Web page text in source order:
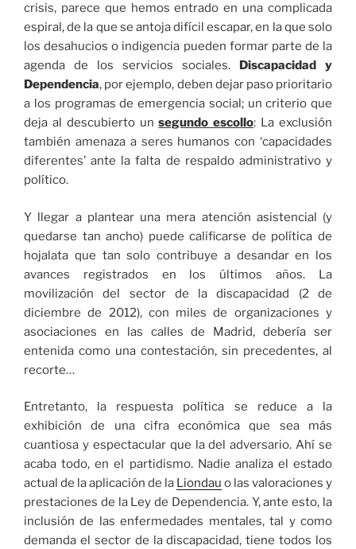
crisis, parece que hemos entrado en una complicada
espiral, de la que se antoja difícil escapar, en la que solo
los desahucios o indigencia pueden formar parte de la
agenda de los servicios sociales. Discapacidad y
Dependencia, por ejemplo, deben dejar paso prioritario
a los programas de emergencia social; un criterio que
deja al descubierto unsegundo escollo: La exclusión
también amenaza a seres humanos con ‘capacidades
diferentes’ ante la falta de respaldo administrativo y
político.
Y llegar a plantear una mera atención asistencial (y
quedarse tan ancho) puede calificarse de política de
hojalata que tan solo contribuye a desandar en los
avances registrados en los últimos años. La
movilización del sector de la discapacidad (2 de
diciembre de 2012), con miles de organizaciones y
asociaciones en las calles de Madrid, debería ser
entenida como una contestación, sin precedentes, al
recorte…
Entretanto, la respuesta política se reduce a la
exhibición de una cifra económica que sea más
cuantiosa y espectacular que la del adversario. Ahí se
acaba todo, en el partidismo. Nadie analiza el estado
actual de la aplicación de la Liondau o las valoraciones y
prestaciones de la Ley de Dependencia. Y, ante esto, la
inclusión de las enfermedades mentales, tal y como
demanda el sector de la discapacidad, tiene todos los